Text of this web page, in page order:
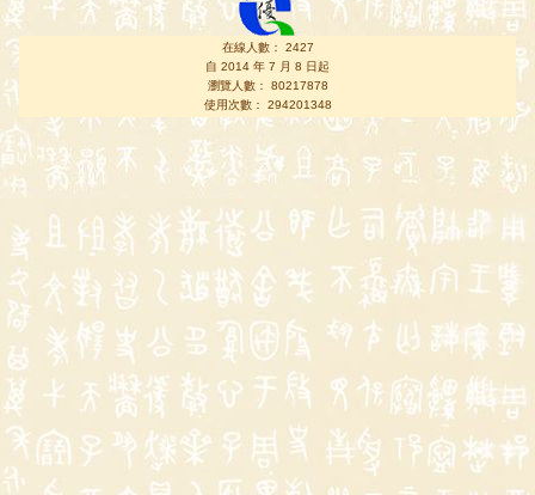
在線人數： 2427
自 2014 年 7 月 8 日起
瀏覽人數： 80217878
使用次數： 294201348